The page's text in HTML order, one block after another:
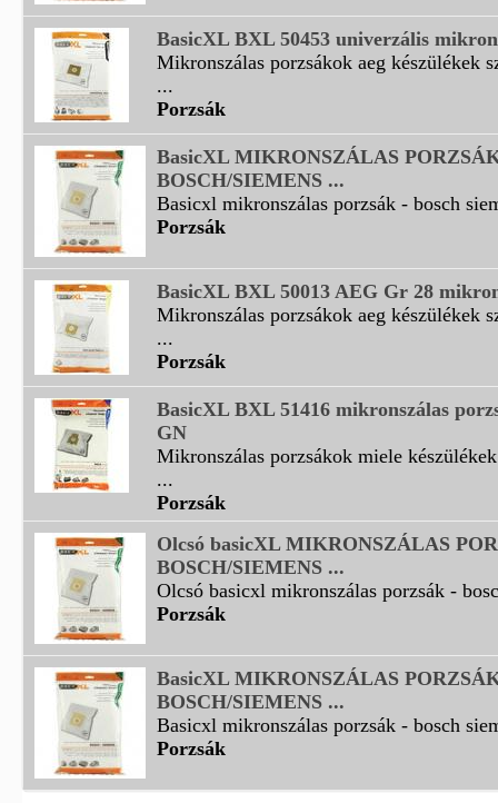
BasicXL BXL 50453 univerzális
Mikronszálas porzsákok aeg készülékek
...
Porzsák
BasicXL MIKRONSZÁLAS
BOSCH/SIEMENS ...
Basicxl mikronszálas porzsák - bosch
Porzsák
BasicXL BXL 50013 AEG Gr 28
Mikronszálas porzsákok aeg készülékek
...
Porzsák
BasicXL BXL 51416 mikronszálas
GN
Mikronszálas porzsákok miele
...
Porzsák
Olcsó basicXL MIKRONSZÁLAS
BOSCH/SIEMENS ...
Olcsó basicxl mikronszálas porzsák -
Porzsák
BasicXL MIKRONSZÁLAS
BOSCH/SIEMENS ...
Basicxl mikronszálas porzsák - bosch
Porzsák